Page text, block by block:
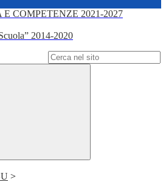
E COMPETENZE 2021-2027
2014-2020
>